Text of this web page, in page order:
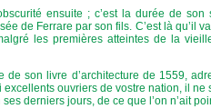
ensuite ; c’est la durée de
de Ferrare par son fils. C’est là
les premières atteintes de la
son livre d’architecture de 1559,
ouvriers de vostre nation, il
derniers jours, de ce que l’on n’ait